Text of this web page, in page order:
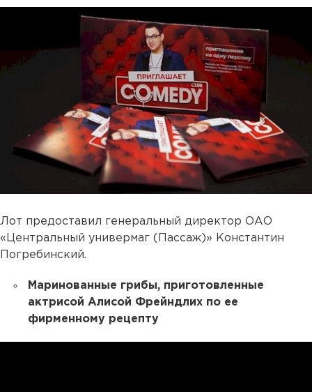
Лот предоставил генеральный директор ОАО
«Центральный универмаг (Пассаж)» Константин
Погребинский.
Маринованные грибы, приготовленные
актрисой Алисой Фрейндлих по ее
фирменному рецепту